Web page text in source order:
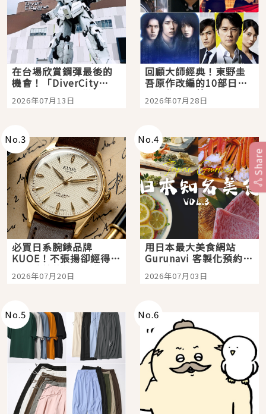
在台場欣賞鋼彈最後的
機會！「DiverCity
Tokyo Plaza」搭船、
購物、美食及夜景，一
2026年07月13日
回顧大師經典！東野圭
吾原作改編的10部日本
影視作品推薦
2026年07月28日
No.3
必買日系腕錶品牌
KUOE！不張揚卻經得起
時間洗鍊的經典之作五
選
2026年07月20日
No.4
用日本最大美食網站
Gurunavi 客製化預約九
大都市餐廳，打造專屬
美食體驗！
2026年07月03日
No.5 No.6
Share